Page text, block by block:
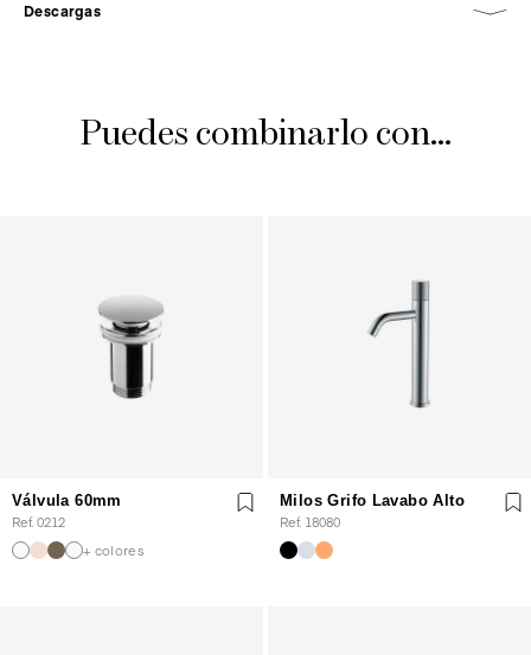
Descargas
Puedes combinarlo con...
Válvula 60mm
Ref. 0212
+ colores
Milos Grifo Lavabo Alto
Ref. 18080